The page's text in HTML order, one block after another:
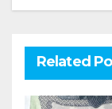
Related